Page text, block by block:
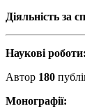
Діяльність за
Наукові роботи:
Автор 180
Монографії: